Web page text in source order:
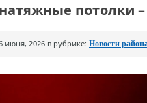
потолки
июня, 2026 в рубрике: Новости